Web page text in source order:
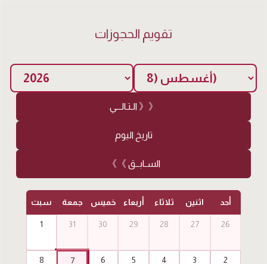
تقويم الحجوزات
الـتـالـــي 》》
تاريخ اليوم
《《 السـابــق
أحد اثنين ثلاثاء أربعاء خميس جمعة سبت
26
27
28
29
30
31
1
2
3
4
5
6
7
8